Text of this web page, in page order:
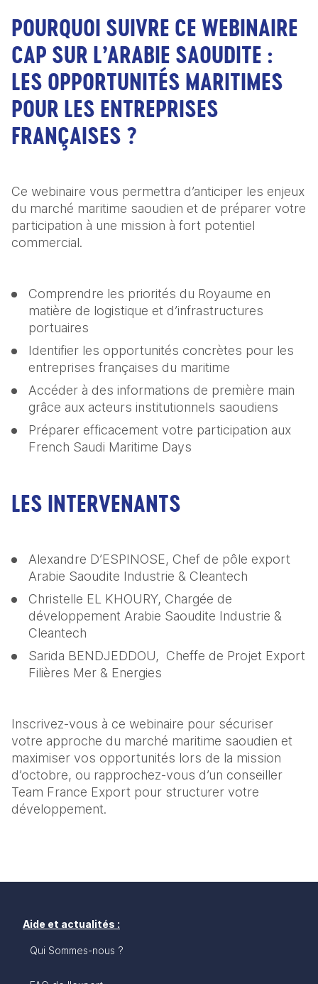
POURQUOI SUIVRE CE WEBINAIRE
CAP SUR L’ARABIE SAOUDITE :
LES OPPORTUNITÉS MARITIMES
POUR LES ENTREPRISES
FRANÇAISES ?
Ce webinaire vous permettra d’anticiper les enjeux
du marché maritime saoudien et de préparer votre
participation à une mission à fort potentiel
commercial.
Comprendre les priorités du Royaume en
matière de logistique et d’infrastructures
portuaires
Identifier les opportunités concrètes pour les
entreprises françaises du maritime
Accéder à des informations de première main
grâce aux acteurs institutionnels saoudiens
Préparer efficacement votre participation aux
French Saudi Maritime Days
LES INTERVENANTS
Alexandre D’ESPINOSE, Chef de pôle export
Arabie Saoudite Industrie & Cleantech
Christelle EL KHOURY, Chargée de
développement Arabie Saoudite Industrie &
Cleantech
Sarida BENDJEDDOU,  Cheffe de Projet Export
Filières Mer & Energies
Inscrivez-vous à ce webinaire pour sécuriser
votre approche du marché maritime saoudien et
maximiser vos opportunités lors de la mission
d’octobre, ou rapprochez-vous d’un conseiller
Team France Export pour structurer votre
développement.
Aide et actualités :
Qui Sommes-nous ?